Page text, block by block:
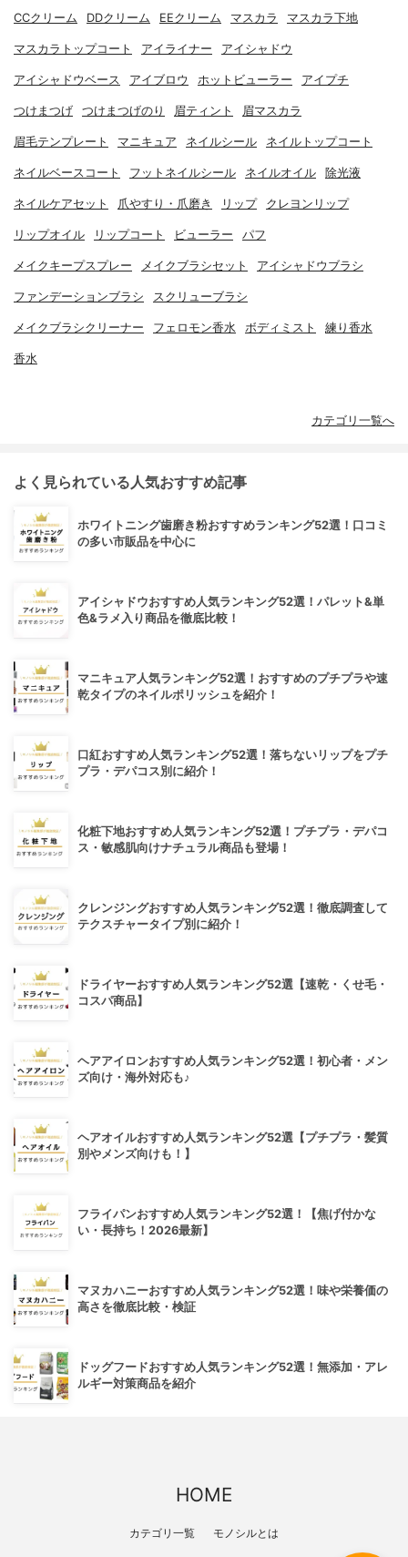
CCクリーム DDクリーム EEクリーム マスカラ マスカラ下地
マスカラトップコート アイライナー アイシャドウ
アイシャドウベース アイブロウ ホットビューラー アイプチ
つけまつげ つけまつげのり 眉ティント 眉マスカラ
眉毛テンプレート マニキュア ネイルシール ネイルトップコート
ネイルベースコート フットネイルシール ネイルオイル 除光液
ネイルケアセット 爪やすり・爪磨き リップ クレヨンリップ
リップオイル リップコート ビューラー パフ
メイクキープスプレー メイクブラシセット アイシャドウブラシ
ファンデーションブラシ スクリューブラシ
メイクブラシクリーナー フェロモン香水 ボディミスト 練り香水
香水
カテゴリ一覧へ
よく見られている人気おすすめ記事
ホワイトニング歯磨き粉おすすめランキング52選！口コミ
の多い市販品を中心に
アイシャドウおすすめ人気ランキング52選！パレット&単
色&ラメ入り商品を徹底比較！
マニキュア人気ランキング52選！おすすめのプチプラや速
乾タイプのネイルポリッシュを紹介！
口紅おすすめ人気ランキング52選！落ちないリップをプチ
プラ・デパコス別に紹介！
化粧下地おすすめ人気ランキング52選！プチプラ・デパコ
ス・敏感肌向けナチュラル商品も登場！
クレンジングおすすめ人気ランキング52選！徹底調査して
テクスチャータイプ別に紹介！
ドライヤーおすすめ人気ランキング52選【速乾・くせ毛・
コスパ商品】
ヘアアイロンおすすめ人気ランキング52選！初心者・メン
ズ向け・海外対応も♪
ヘアオイルおすすめ人気ランキング52選【プチプラ・髪質
別やメンズ向けも！】
フライパンおすすめ人気ランキング52選！【焦げ付かな
い・長持ち！2026最新】
マヌカハニーおすすめ人気ランキング52選！味や栄養価の
高さを徹底比較・検証
ドッグフードおすすめ人気ランキング52選！無添加・アレ
ルギー対策商品を紹介
HOME
カテゴリ一覧 モノシルとは